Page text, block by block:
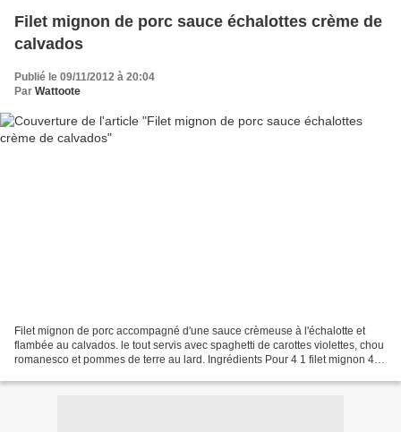
Filet mignon de porc sauce échalottes crème de
calvados
Publié le 09/11/2012 à 20:04
Par Wattoote
Filet mignon de porc accompagné d'une sauce crèmeuse à l'échalotte et
flambée au calvados. le tout servis avec spaghetti de carottes violettes, chou
romanesco et pommes de terre au lard. Ingrédients Pour 4 1 filet mignon 4